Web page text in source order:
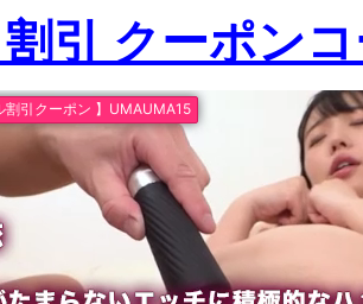
割引 クーポン